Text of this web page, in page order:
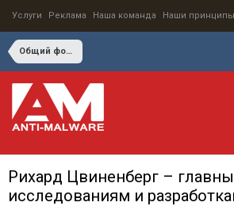
Услуги Реклама Наша команда Наши принципы
Общий форум по информационной безопасности
Рихард Цвиненберг –
исследованиям и